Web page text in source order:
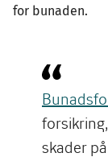
for bunaden.
skader